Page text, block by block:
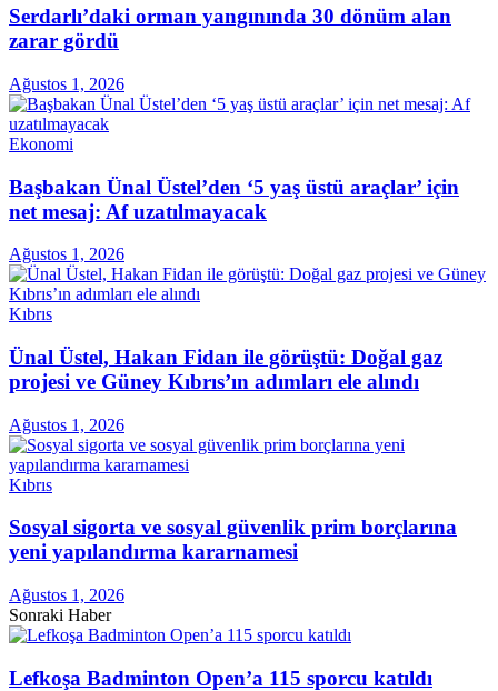
Serdarlı’daki orman yangınında 30 dönüm alan
zarar gördü
Ağustos 1, 2026
Ekonomi
Başbakan Ünal Üstel’den ‘5 yaş üstü araçlar’ için
net mesaj: Af uzatılmayacak
Ağustos 1, 2026
Kıbrıs
Ünal Üstel, Hakan Fidan ile görüştü: Doğal gaz
projesi ve Güney Kıbrıs’ın adımları ele alındı
Ağustos 1, 2026
Kıbrıs
Sosyal sigorta ve sosyal güvenlik prim borçlarına
yeni yapılandırma kararnamesi
Ağustos 1, 2026
Sonraki Haber
Lefkoşa Badminton Open’a 115 sporcu katıldı